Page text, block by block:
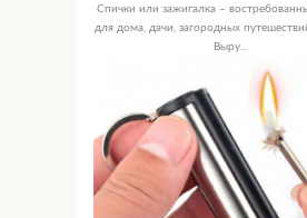
Спички или зажигалка –
для дома, дачи, загородных
Выру...